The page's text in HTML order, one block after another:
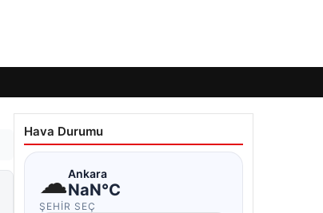
Hava Durumu
☁Ankara
NaN°C
ŞEHIR SEÇ